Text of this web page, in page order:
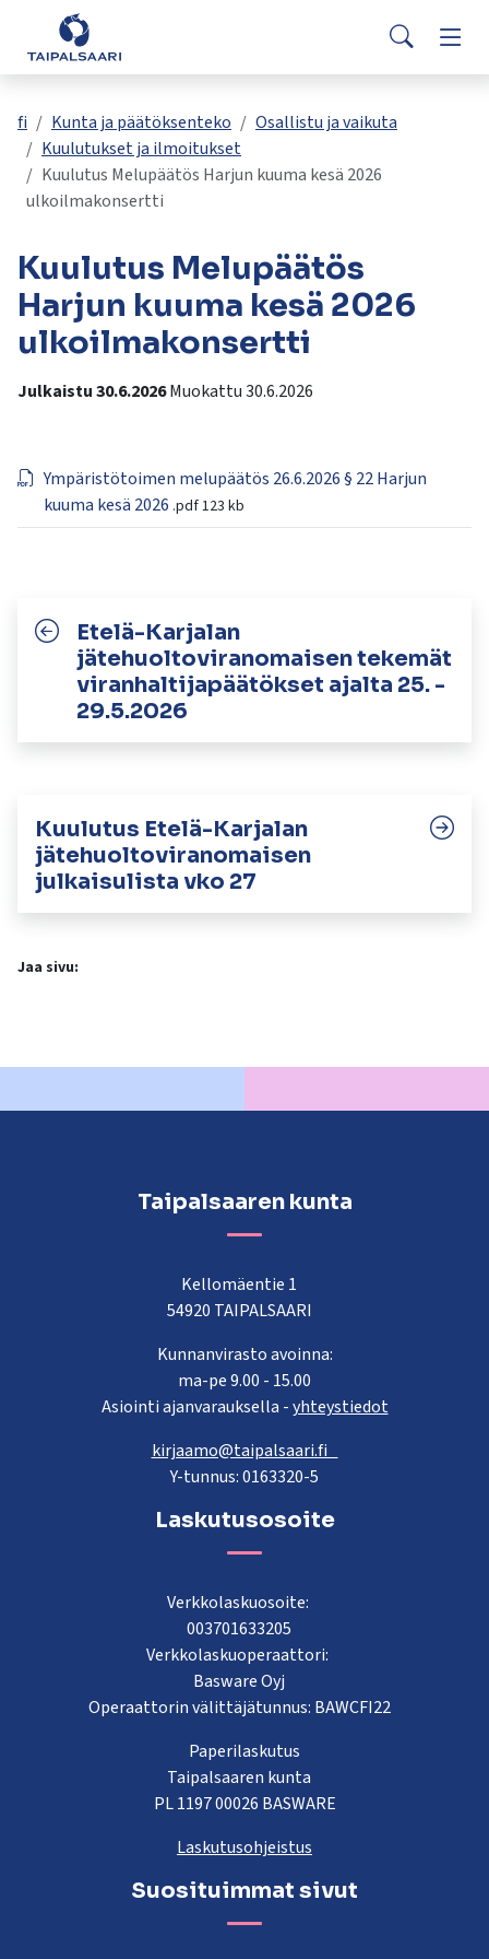
Siirry pääsisältöön
Palaute
Yhteystiedot
Valitse
oleva
tulos
ylös-
ja
Siirry
valittuun
hakutulokseen
painamalla
Kosketuslaitteiden
käyttää
kosketus-
ja
Asuminen ja rakentaminen
Opetus ja kasvatus
Hyvinvointi ja terveys
Kulttuuri ja vapaa-aika
Kunta ja päätöksenteko
Työ ja yrittäminen
fi Kunta ja päätöksenteko
Osallistu ja vaikuta
Kuulutukset ja ilmoitukset
Kuulutus Melupäätös Harjun kuuma kesä 2026
ulkoilmakonsertti
Kuulutus Melupäätös
Harjun kuuma kesä 2026
ulkoilmakonsertti
Julkaistu 30.6.2026Muokattu 30.6.2026
Ympäristötoimen melupäätös 26.6.2026 § 22 Harjun
kuuma kesä 2026 .pdf123 kb
Etelä-Karjalan
jätehuoltoviranomaisen tekemät
viranhaltijapäätökset ajalta 25. -
29.5.2026
Kuulutus Etelä-Karjalan
jätehuoltoviranomaisen
julkaisulista vko 27
Jaa sivu:
Taipalsaaren kunta
Kellomäentie 1
54920 TAIPALSAARI
Kunnanvirasto avoinna:
ma-pe 9.00 - 15.00
Asiointi ajanvarauksella -yhteystiedot
kirjaamo@taipalsaari.fi
Y-tunnus: 0163320-5
Laskutusosoite
Verkkolaskuosoite:
003701633205
Verkkolaskuoperaattori:
Basware Oyj
Operaattorin välittäjätunnus: BAWCFI22
Paperilaskutus
Taipalsaaren kunta
PL 1197 00026 BASWARE
Laskutusohjeistus
Suosituimmat sivut